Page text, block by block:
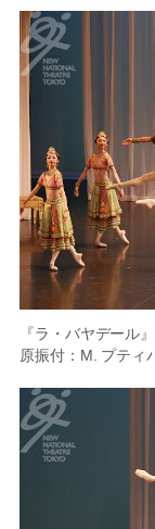
『ラ・バヤデー
原振付：M. プティ